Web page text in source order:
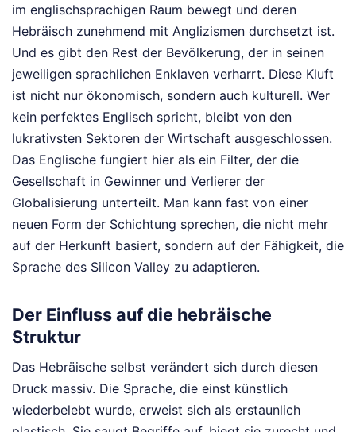
im englischsprachigen Raum bewegt und deren
Hebräisch zunehmend mit Anglizismen durchsetzt ist.
Und es gibt den Rest der Bevölkerung, der in seinen
jeweiligen sprachlichen Enklaven verharrt. Diese Kluft
ist nicht nur ökonomisch, sondern auch kulturell. Wer
kein perfektes Englisch spricht, bleibt von den
lukrativsten Sektoren der Wirtschaft ausgeschlossen.
Das Englische fungiert hier als ein Filter, der die
Gesellschaft in Gewinner und Verlierer der
Globalisierung unterteilt. Man kann fast von einer
neuen Form der Schichtung sprechen, die nicht mehr
auf der Herkunft basiert, sondern auf der Fähigkeit, die
Sprache des Silicon Valley zu adaptieren.
Der Einfluss auf die hebräische
Struktur
Das Hebräische selbst verändert sich durch diesen
Druck massiv. Die Sprache, die einst künstlich
wiederbelebt wurde, erweist sich als erstaunlich